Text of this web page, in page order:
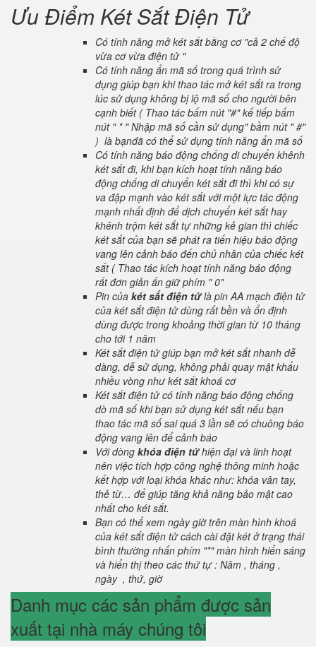
Ưu Điểm Két Sắt Điện Tử
Có tính năng mở két sắt bằng cơ "cả 2 chế độ
vừa cơ vừa điện tử "
Có tính năng ẩn mã số trong quá trình sử
dụng giúp bạn khi thao tác mở két sắt ra trong
lúc sử dụng không bị lộ mã số cho người bên
cạnh biết ( Thao tác bấm nút "#" kế tiếp bấm
nút " * " Nhập mã số cần sử dụng" bầm nút " #"
) là bạnđã có thể sử dụng tính năng ẩn mã số
Có tính năng báo động chống di chuyển khênh
két sắt đi, khi bạn kích hoạt tính năng báo
động chống di chuyển két sắt đi thì khi có sự
va đập mạnh vào két sắt với một lực tác động
mạnh nhất định để dịch chuyển két sắt hay
khênh trộm két sắt tự những kẻ gian thì chiếc
két sắt của bạn sẽ phát ra tiến hiệu báo động
vang lên cảnh báo đến chủ nhân của chiếc két
sắt ( Thao tác kích hoạt tính năng báo động
rất đơn giản ấn giữ phím " 0"
Pin của két sắt điện tửlà pin AA mạch điện tử
của két sắt điện tử dùng rất bền và ổn định
dùng được trong khoảng thời gian từ 10 tháng
cho tới 1 năm
Két sắt điện tử giúp bạn mở két sắt nhanh dễ
dàng, dễ sử dụng, không phải quay mật khẩu
nhiều vòng như két sắt khoá cơ
Két sắt điện tử có tính năng báo động chống
dò mã số khi bạn sử dụng két sắt nếu bạn
thao tác mã số sai quá 3 lần sẽ có chuông báo
động vang lên để cảnh báo
Với dòng khóa điện tửhiện đại và linh hoạt
nên việc tích hợp công nghệ thông minh hoặc
kết hợp với loại khóa khác như: khóa vân tay,
thẻ từ… để giúp tăng khả năng bảo mật cao
nhất cho két sắt.
Bạn có thể xem ngày giờ trên màn hình khoá
của két sắt điện tử cách cài đặt két ở trạng thái
bình thường nhấn phím "*" màn hình hiển sáng
và hiển thị theo các thứ tự : Năm , tháng ,
ngày , thứ, giờ
Danh mục các sản phẩm được sản
xuất tại nhà máy chúng tôi